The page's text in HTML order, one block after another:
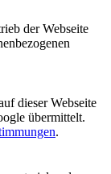
der Webseite
dieser Webseite
übermittelt.
.